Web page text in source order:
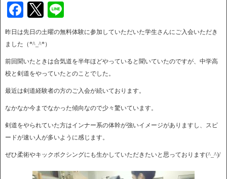
Facebook
Twitter
昨日は先日の土曜の無料体験に参加していただいた学生さんにご入会いただき
ました（*^_^*）
前回聞いたときは合気道を半年ほどやっていると聞いていたのですが、中学高
校と剣道をやっていたとのことでした。
最近は剣道経験者の方のご入会が続いております。
なかなか今までなかった傾向なので少々驚いています。
剣道をやられていた方はインナー系の体幹が強いイメージがありますし、スピ
ードが速い人が多いように感じます。
ぜひ柔術やキックボクシングにも生かしていただきたいと思っております(^_^)/